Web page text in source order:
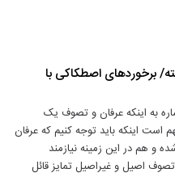
برخوردهای اصطکاکی با
به اینکه عرفان و تصوف یک
است اینکه باید توجه کنیم که عرفان
و هم در این زمینه نیازمند
اصیل و غیراصیل تمایز قائل